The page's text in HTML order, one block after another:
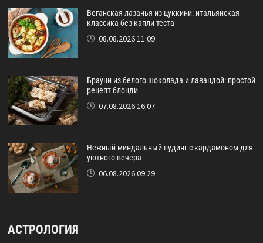
Веганская лазанья из цуккини: итальянская
классика без капли теста
08.08.2026 11:09
Брауни из белого шоколада и лавандой: простой
рецепт блонди
07.08.2026 16:07
Нежный миндальный пудинг с кардамоном для
уютного вечера
06.08.2026 09:29
АСТРОЛОГИЯ